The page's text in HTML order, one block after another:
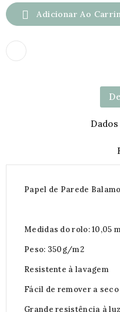
 Adicionar Ao
Papel de Parede Balamo
Medidas do rolo: 10,05
Peso: 350g/m2
Resistente à lavagem
Fácil de remover a seco
Grande resistência à